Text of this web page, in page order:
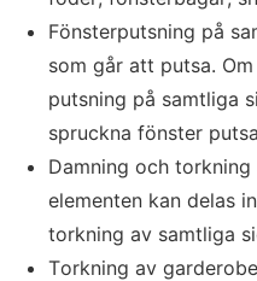
Fönsterputsning på
som går att putsa.
putsning på samtliga
spruckna fönster
Damning och torkning
elementen kan delas
torkning av samtliga
Torkning av